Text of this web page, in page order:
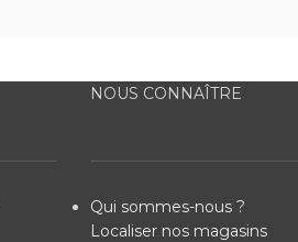
NOUS CONNAÎTRE
Qui sommes-nous ?
Localiser nos magasins